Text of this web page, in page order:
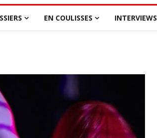
EN COULISSES INTERVIEWS